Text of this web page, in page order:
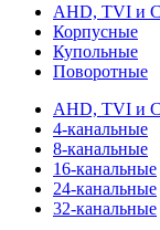
AHD, TVI и
Корпусные
Купольные
Поворотные
AHD, TVI и
4-канальные
8-канальные
16-канальные
24-канальные
32-канальные